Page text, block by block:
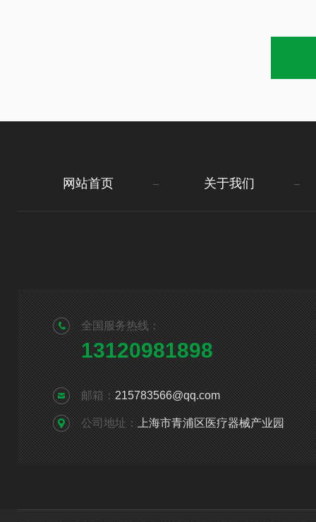
网站首页 关于我们
全国服务热线：
13120981898
邮箱： 215783566@qq.com
公司地址： 上海市青浦区医疗器械产业园